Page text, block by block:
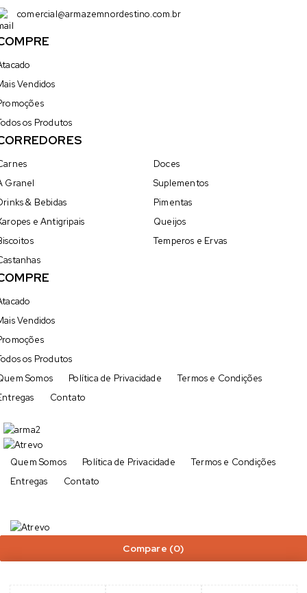
comercial@armazemnordestino.com.br
Vendidos
os Produtos
Granel
& Bebidas
e Antigripais
Doces
Suplementos
Pimentas
Queijos
Temperos e Ervas
Vendidos
os Produtos
Somos
Política de Privacidade
Termos e Condições
Contato
Quem Somos Política de Privacidade
Termos e Condições
Entregas
Contato
Compare (0)